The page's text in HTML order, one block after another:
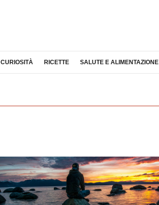
CURIOSITÀ RICETTE SALUTE E ALIMENTAZIONE